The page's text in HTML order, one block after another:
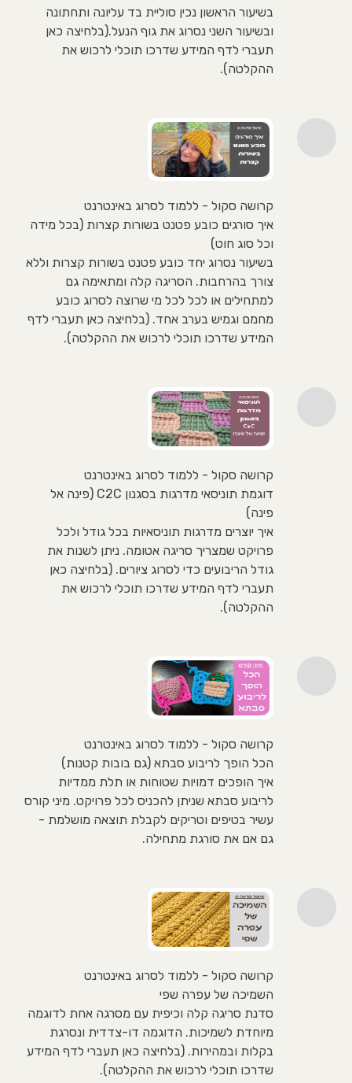
בשיעור הראשון נכין סוליית בד עליונה ותחתונה
ובשיעור השני נסרוג את גוף הנעל.(בלחיצה כאן
תעברי לדף המידע שדרכו תוכלי לרכוש את
ההקלטה).
קרושה סקול - ללמוד לסרוג באינטרנט
איך סורגים כובע פטנט בשורות קצרות (בכל מידה
וכל סוג חוט)
בשיעור נסרוג יחד כובע פטנט בשורות קצרות וללא
צורך בהרחבות. הסריגה קלה ומתאימה גם
למתחילים או לכל לכל מי שרוצה לסרוג כובע
מחמם וגמיש בערב אחד. (בלחיצה כאן תעברי לדף
המידע שדרכו תוכלי לרכוש את ההקלטה).
קרושה סקול - ללמוד לסרוג באינטרנט
דוגמת תוניסאי מדרגות בסגנון C2C (פינה אל
פינה)
איך יוצרים מדרגות תוניסאיות בכל גודל ולכל
פרויקט שמצריך סריגה אטומה. ניתן לשנות את
גודל הריבועים כדי לסרוג ציורים. (בלחיצה כאן
תעברי לדף המידע שדרכו תוכלי לרכוש את
ההקלטה).
קרושה סקול - ללמוד לסרוג באינטרנט
הכל הופך לריבוע סבתא (גם בובות קטנות)
איך הופכים דמויות שטוחות או תלת ממדיות
לריבוע סבתא שניתן להכניס לכל פרויקט. מיני קורס
עשיר בטיפים וטריקים לקבלת תוצאה מושלמת -
גם אם את סורגת מתחילה.
קרושה סקול - ללמוד לסרוג באינטרנט
השמיכה של עפרה שפי
סדנת סריגה קלה וכיפית עם מסרגה אחת לדוגמה
מיוחדת לשמיכות. הדוגמה דו-צדדית ונסרגת
בקלות ובמהירות. (בלחיצה כאן תעברי לדף המידע
שדרכו תוכלי לרכוש את ההקלטה).